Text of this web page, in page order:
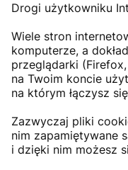
Drogi użytkowniku
Wiele stron
komputerze, a
przeglądarki
na Twoim koncie
na którym łączysz
Zazwyczaj pliki
nim zapamiętywane
i dzięki nim możesz